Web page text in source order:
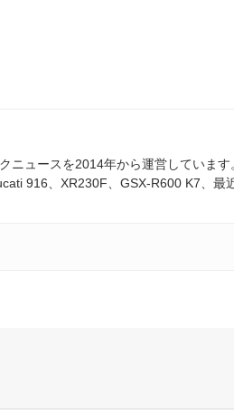
ニュースを2014年から運営しています
916、XR230F、GSX-R600 K7、最